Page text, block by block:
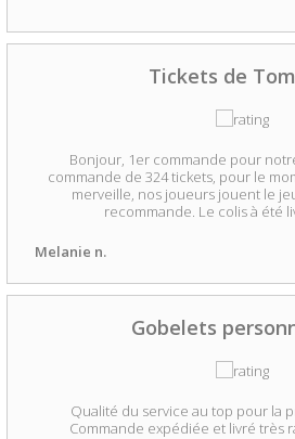
Tickets de
Bonjour, 1er commande pour
commande de 324 tickets, pour le
merveille, nos joueurs jouent le
recommande. Le colis à été
Melanie n.
Gobelets
Qualité du service au top pour la
Commande expédiée et livré très